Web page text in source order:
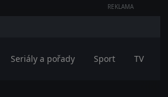
REKLAMA
Seriály a pořady Sport TV